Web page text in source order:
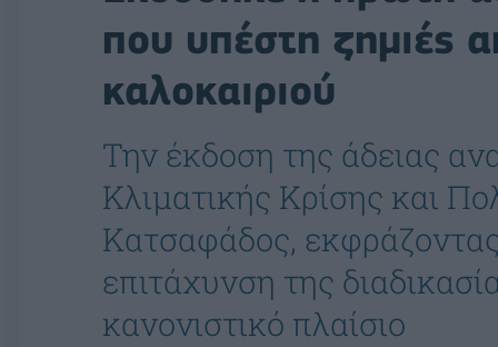
που υπέστη ζημιές
καλοκαιριού
Την έκδοση της άδειας
Κλιματικής Κρίσης και
Κατσαφάδος,
επιτάχυνση της
κανονιστικό πλαίσιο